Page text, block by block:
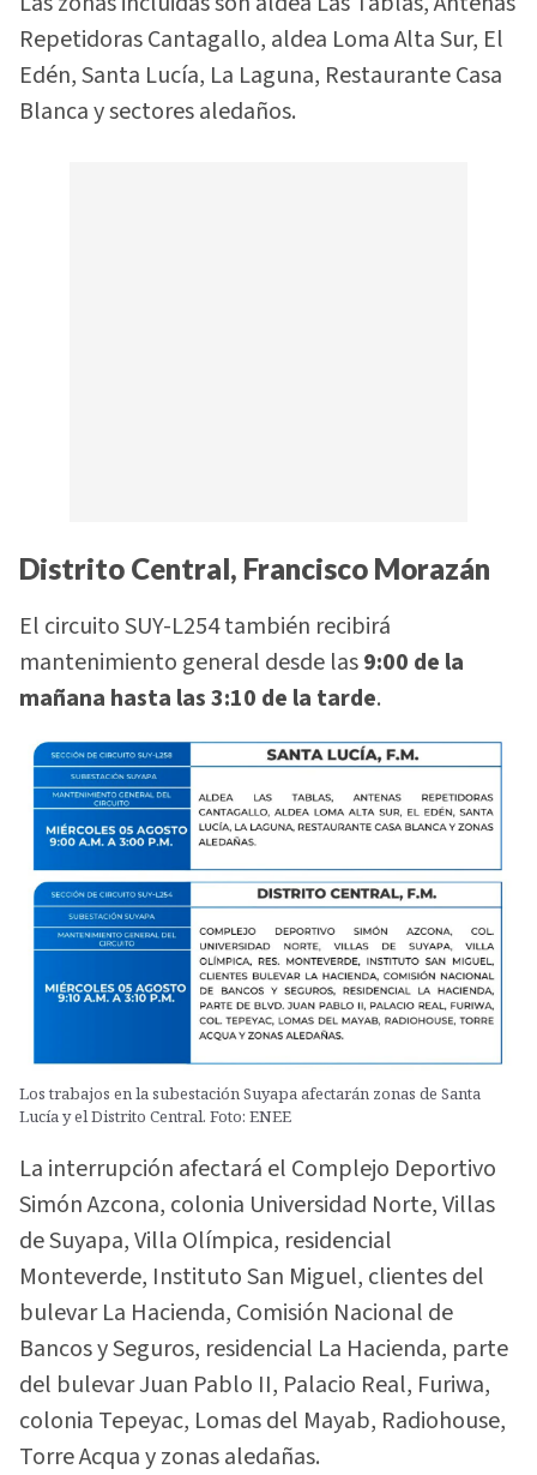
Repetidoras Cantagallo, aldea Loma Alta Sur, El
Edén, Santa Lucía, La Laguna, Restaurante Casa
Blanca y sectores aledaños.
Distrito Central, Francisco Morazán
El circuito SUY-L254 también recibirá
mantenimiento general desde las9:00 de la
mañana hasta las 3:10 de la tarde.
Los trabajos en la subestación Suyapa afectarán zonas de Santa
Lucía y el Distrito Central. Foto: ENEE
La interrupción afectará el Complejo Deportivo
Simón Azcona, colonia Universidad Norte, Villas
de Suyapa, Villa Olímpica, residencial
Monteverde, Instituto San Miguel, clientes del
bulevar La Hacienda, Comisión Nacional de
Bancos y Seguros, residencial La Hacienda, parte
del bulevar Juan Pablo II, Palacio Real, Furiwa,
colonia Tepeyac, Lomas del Mayab, Radiohouse,
Torre Acqua y zonas aledañas.